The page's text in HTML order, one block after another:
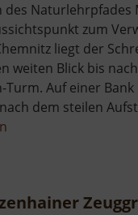
des Naturlehrpfades
zum
liegt der
weiten Blick bis
Turm. Auf einer
dem steilen